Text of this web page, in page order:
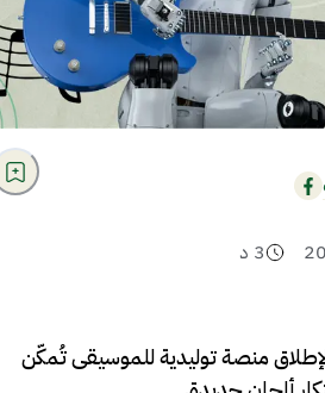
3 د
منصة توليدية للموسيقى تُمكّن